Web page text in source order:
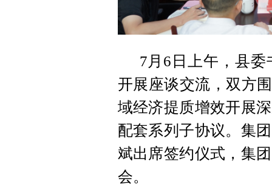
7月6日上午，县
开展座谈交流，双方
域经济提质增效开展
配套系列子协议。集
斌出席签约仪式，集
会。